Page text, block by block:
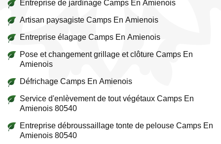
Entreprise de jardinage Camps En Amienois
Artisan paysagiste Camps En Amienois
Entreprise élagage Camps En Amienois
Pose et changement grillage et clôture Camps En
Amienois
Défrichage Camps En Amienois
Service d'enlèvement de tout végétaux Camps En
Amienois 80540
Entreprise débroussaillage tonte de pelouse Camps En
Amienois 80540